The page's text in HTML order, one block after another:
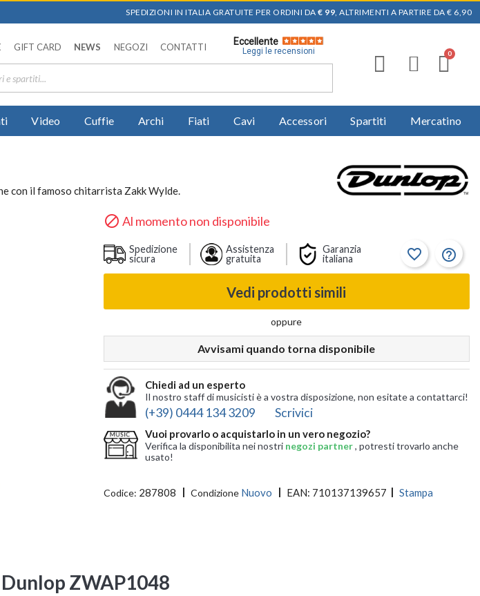
SPEDIZIONI IN ITALIA GRATUITE PER ORDINI DA € 99, ALTRIMENTI A PARTIRE DA € 6,90
GIFT CARD NEWS NEGOZI CONTATTI
Eccellente
Leggi le recensioni
Video Cuffie Archi Fiati Cavi Accessori Spartiti Mercatino
con il famoso chitarrista Zakk Wylde.
 Al momento non disponibile
Spedizione
sicura
Assistenza
gratuita
Garanzia
italiana
favorite_border help_outline
Vedi prodotti simili
oppure
Avvisami quando torna disponibile
Chiedi ad un esperto
Il nostro staff di musicisti è a vostra disposizione, non esitate a contattarci!
(+39) 0444 134 3209 Scrivici
Vuoi provarlo o acquistarlo in un vero negozio?
Verifica la disponibilita nei nostri negozi partner, potresti trovarlo anche
usato!
Codice: 287808 Condizione Nuovo EAN: 710137139657 Stampa
ZWAP1048